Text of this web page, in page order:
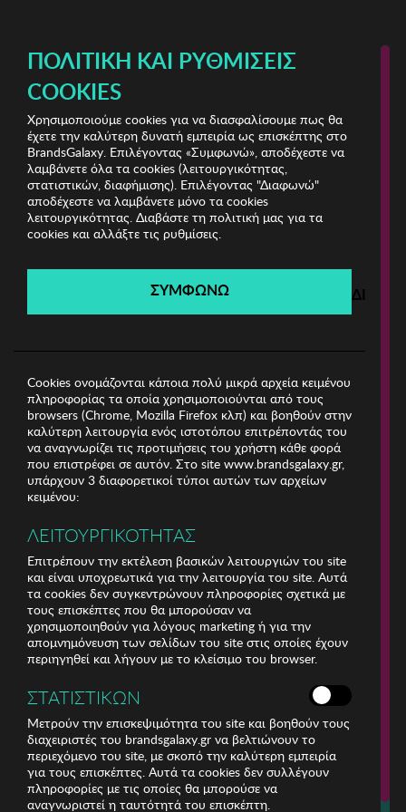
Chiara Ferragni Watches & Jewels ΓΥΝΑΙΚΑ
Chiara Ferragni Watches &
Jewels
Λήγει σε: 00ημέρες | 00ώρες 00λεπτά 00δευτ.
Filters
καμπάνιες!
ΕΞΥΠΗΡΕΤΗΣΗ ΠΕΛΑΤΩΝ
Για τηλεφωνικές παραγγελίες καλέστε
ΠΟΛΙΤΙΚΉ ΚΑΙ ΡΥΘΜΊΣΕΙΣ
COOKIES
Χρησιμοποιούμε cookies για να διασφαλίσουμε πως θα
έχετε την καλύτερη δυνατή εμπειρία ως επισκέπτης στο
BrandsGalaxy. Επιλέγοντας «Συμφωνώ», αποδέχεστε να
λαμβάνετε όλα τα cookies (λειτουργικότητας,
στατιστικών, διαφήμισης). Επιλέγοντας "Διαφωνώ"
αποδέχεστε να λαμβάνετε μόνο τα cookies
λειτουργικότητας. Διαβάστε τη πολιτική μας για τα
cookies και αλλάξτε τις ρυθμίσεις.
ΣΥΜΦΩΝΩ
Cookies ονομάζονται κάποια πολύ μικρά αρχεία κειμένου
πληροφορίας τα οποία χρησιμοποιούνται από τους
browsers (Chrome, Mozilla Firefox κλπ) και βοηθούν στην
καλύτερη λειτουργία ενός ιστοτόπου επιτρέποντάς του
να αναγνωρίζει τις προτιμήσεις του χρήστη κάθε φορά
που επιστρέφει σε αυτόν. Στο site www.brandsgalaxy.gr,
υπάρχουν 3 διαφορετικοί τύποι αυτών των αρχείων
κειμένου:
ΛΕΙΤΟΥΡΓΙΚΟΤΗΤΑΣ
Επιτρέπουν την εκτέλεση βασικών λειτουργιών του site
και είναι υποχρεωτικά για την λειτουργία του site. Αυτά
τα cookies δεν συγκεντρώνουν πληροφορίες σχετικά με
τους επισκέπτες που θα μπορούσαν να
χρησιμοποιηθούν για λόγους marketing ή για την
απομνημόνευση των σελίδων του site στις οποίες έχουν
περιηγηθεί και λήγουν με το κλείσιμο του browser.
ΣΤΑΤΙΣΤΙΚΩΝ
Μετρούν την επισκεψιμότητα του site και βοηθούν τους
διαχειριστές του brandsgalaxy.gr να βελτιώνουν το
περιεχόμενο του site, με σκοπό την καλύτερη εμπειρία
για τους επισκέπτες. Αυτά τα cookies δεν συλλέγουν
πληροφορίες με τις οποίες θα μπορούσε να
αναγνωριστεί η ταυτότητά του επισκέπτη.